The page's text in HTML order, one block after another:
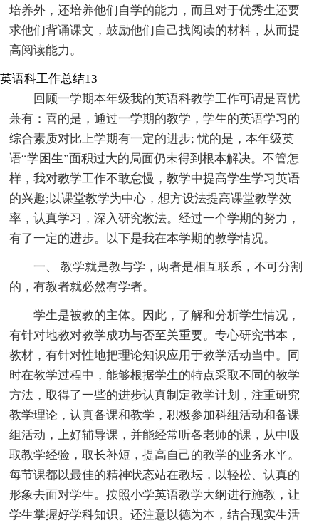
培养外，还培养他们自学的能力，而且对于优秀生还要
求他们背诵课文，鼓励他们自己找阅读的材料，从而提
高阅读能力。
英语科工作总结13
回顾一学期本年级我的英语科教学工作可谓是喜忧
兼有：喜的是，通过一学期的教学，学生的英语学习的
综合素质对比上学期有一定的进步; 忧的是，本年级英
语“学困生”面积过大的局面仍未得到根本解决。不管怎
样，我对教学工作不敢怠慢，教学中提高学生学习英语
的兴趣;以课堂教学为中心，想方设法提高课堂教学效
率，认真学习，深入研究教法。经过一个学期的努力，
有了一定的进步。以下是我在本学期的教学情况。
一、 教学就是教与学，两者是相互联系，不可分割
的，有教者就必然有学者。
学生是被教的主体。因此，了解和分析学生情况，
有针对地教对教学成功与否至关重要。专心研究书本，
教材，有针对性地把理论知识应用于教学活动当中。同
时在教学过程中，能够根据学生的特点采取不同的教学
方法，取得了一些的进步认真制定教学计划，注重研究
教学理论，认真备课和教学，积极参加科组活动和备课
组活动，上好辅导课，并能经常听各老师的课，从中吸
取教学经验，取长补短，提高自己的教学的业务水平。
每节课都以最佳的精神状态站在教坛，以轻松、认真的
形象去面对学生。按照小学英语教学大纲进行施教，让
学生掌握好学科知识。还注意以德为本，结合现实生活